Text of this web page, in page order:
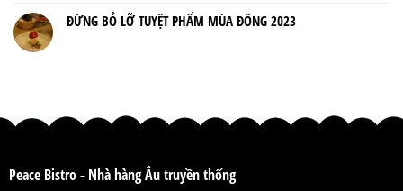
ĐỪNG BỎ LỠ TUYỆT PHẨM MÙA ĐÔNG 2023
Peace Bistro - Nhà hàng Âu truyền thống